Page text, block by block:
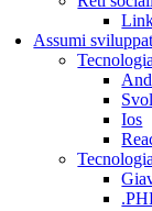
Assumi
Ios